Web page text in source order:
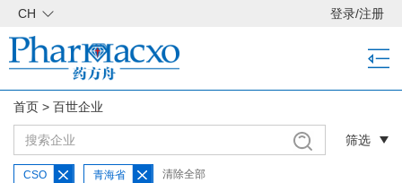
CH 登录/注册
首页 > 百世企业
筛选
CSO 青海省 清除全部